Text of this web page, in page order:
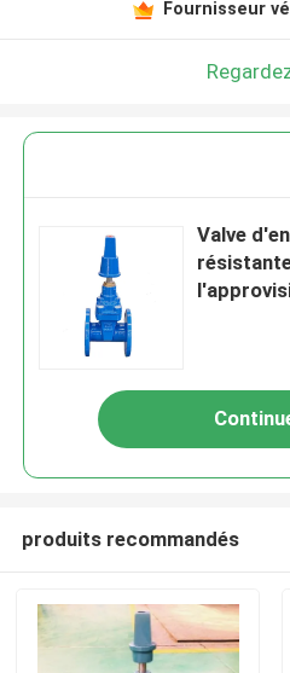
Fournisseur
Valve
produits recommandés